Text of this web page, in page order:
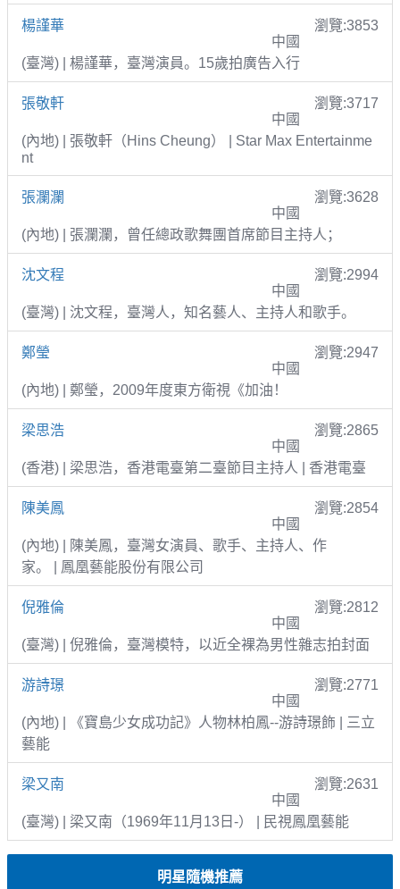
楊謹華
瀏覽:3853
中國
(臺灣) | 楊謹華，臺灣演員。15歲拍廣告入行
張敬軒
瀏覽:3717
中國
(內地) | 張敬軒（Hins Cheung） | Star Max Entertainme
nt
張瀾瀾
瀏覽:3628
中國
(內地) | 張瀾瀾，曾任總政歌舞團首席節目主持人；
沈文程
瀏覽:2994
中國
(臺灣) | 沈文程，臺灣人，知名藝人、主持人和歌手。
鄭瑩
瀏覽:2947
中國
(內地) | 鄭瑩，2009年度東方衛視《加油！
梁思浩
瀏覽:2865
中國
(香港) | 梁思浩，香港電臺第二臺節目主持人 | 香港電臺
陳美鳳
瀏覽:2854
中國
(內地) | 陳美鳳，臺灣女演員、歌手、主持人、作
家。 | 鳳凰藝能股份有限公司
倪雅倫
瀏覽:2812
中國
(臺灣) | 倪雅倫，臺灣模特，以近全裸為男性雜志拍封面
游詩璟
瀏覽:2771
中國
(內地) | 《寶島少女成功記》人物林柏鳳--游詩璟飾 | 三立
藝能
梁又南
瀏覽:2631
中國
(臺灣) | 梁又南（1969年11月13日-） | 民視鳳凰藝能
明星隨機推薦